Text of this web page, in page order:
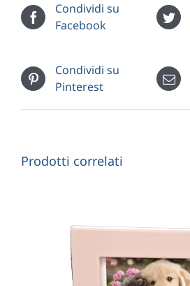
Condividi su
Facebook
Condividi su
Pinterest
Prodotti correlati